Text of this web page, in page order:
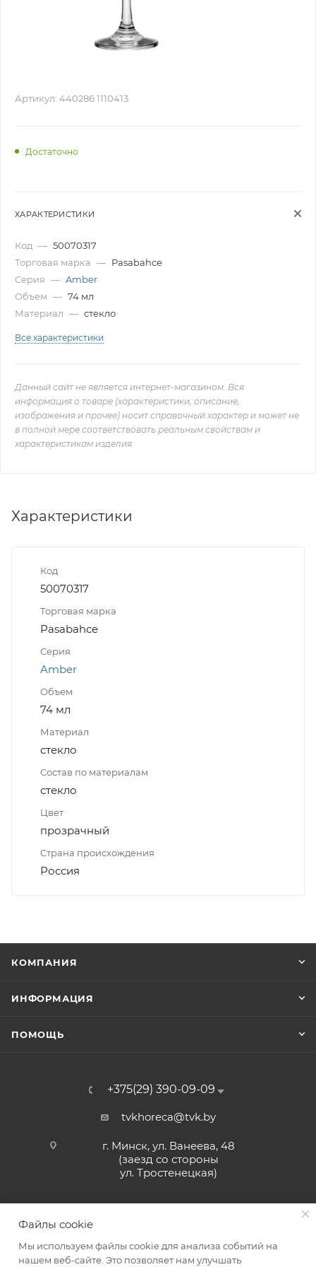
Артикул: 440286 1110413
Достаточно
ХАРАКТЕРИСТИКИ
Код — 50070317
Торговая марка — Pasabahce
Серия — Amber
Объем — 74 мл
Материал — стекло
Все характеристики
Данный сайт не является интернет-магазином. Вся
информация о товаре (характеристики, описание,
изображения и прочее) носит справочный характер и может не
в полной мере соответствовать реальным свойствам и
характеристикам изделия.
Характеристики
Код
50070317
Торговая марка
Pasabahce
Серия
Amber
Объем
74 мл
Материал
стекло
Состав по материалам
стекло
Цвет
прозрачный
Страна происхождения
Россия
КОМПАНИЯ
ИНФОРМАЦИЯ
ПОМОЩЬ
+375(29) 390-09-09
tvkhoreca@tvk.by
г. Минск, ул. Ванеева, 48
(заезд со стороны
ул. Тростенецкая)
Файлы cookie
Мы используем файлы cookie для анализа событий на
нашем веб-сайте. Это позволяет нам улучшать